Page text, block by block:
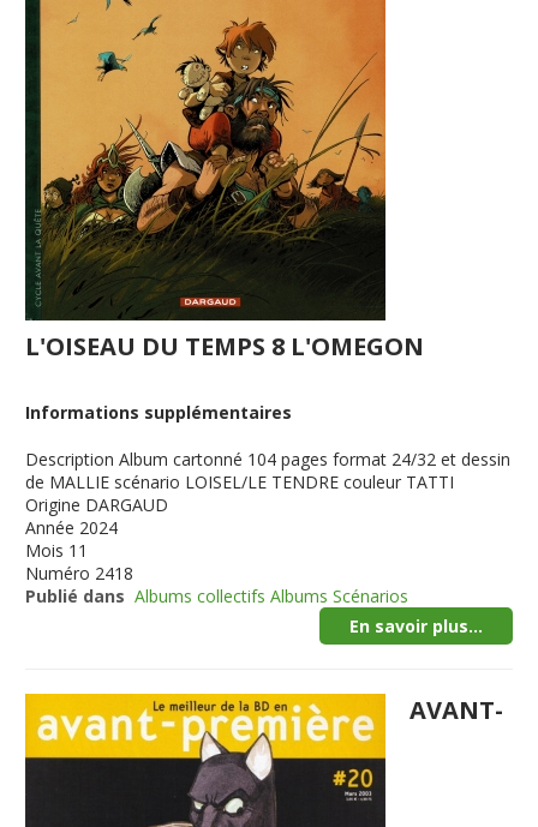
L'OISEAU DU TEMPS 8 L'OMEGON
Informations supplémentaires
Description Album cartonné 104 pages format 24/32 et dessin
de MALLIE scénario LOISEL/LE TENDRE couleur TATTI
Origine DARGAUD
Année 2024
Mois 11
Numéro 2418
Publié dans Albums collectifs Albums Scénarios
En savoir plus...
AVANT-